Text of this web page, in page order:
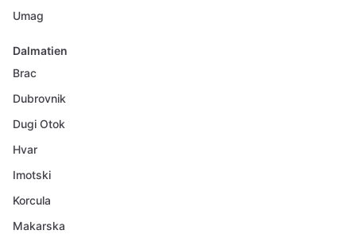
Umag
Dalmatien
Brac
Dubrovnik
Dugi Otok
Hvar
Imotski
Korcula
Makarska